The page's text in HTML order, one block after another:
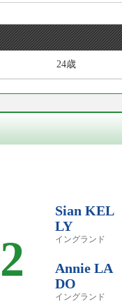
24歳
2
Sian KEL
LY
イングランド
Annie LA
DO
イングランド